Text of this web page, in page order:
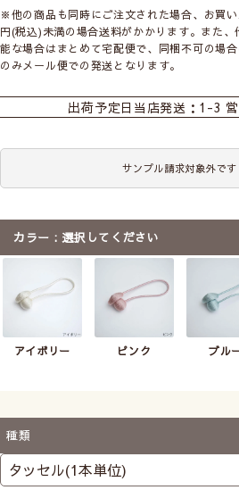
※他の商品も同時にご注文された場合、お買
円(税込)未満の場合送料がかかります。また、
能な場合はまとめて宅配便で、同梱不可の場
のみメール便での発送となります。
出荷予定日 当店発送：1-3
サンプル請求対象外です
カラー 選択してください
アイボリー ピンク ブル
種類